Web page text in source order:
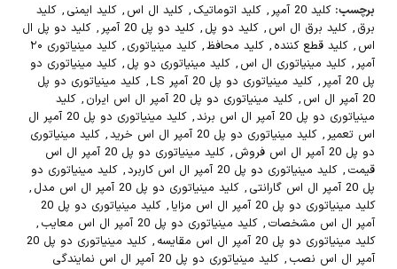
برچسب: کلید 20 آمپر , کلید اتوماتیک , کلید ال اس , کلید ایمنی , کلید
برق , کلید برق ال اس , کلید دو پل , کلید دو پل 20 آمپر , کلید دو پل ال
اس , کلید قطع کننده , کلید محافظ, کلید مینیاتوری ,
کلید مینیاتوری ۲۰
آمپر , کلید مینیاتوری ال اس , کلید مینیاتوری دو پل , کلید مینیاتوری دو
پل 20 آمپر
, کلید مینیاتوری دو پل 20 آمپر LS , کلید مینیاتوری دو پل
20 آمپر ال اس
, کلید مینیاتوری دو پل 20 آمپر ال اس ایران , کلید
مینیاتوری دو پل 20 آمپر ال اس برند
,
کلید مینیاتوری دو پل 20 آمپر ال
اس تعمیر , کلید مینیاتوری دو پل 20 آمپر ال اس خرید , کلید مینیاتوری
دو پل 20 آمپر ال اس فروش
,
کلید مینیاتوری دو پل 20 آمپر ال اس
قیمت , کلید مینیاتوری دو پل 20 آمپر ال اس کاربرد , کلید مینیاتوری دو
پل 20 آمپر ال اس گارانتی
, کلید مینیاتوری دو پل 20 آمپر ال اس مدل
,
کلید مینیاتوری دو پل 20 آمپر ال اس مزایا
,
کلید مینیاتوری دو پل 20
آمپر ال اس مشخصات , کلید مینیاتوری دو پل 20 آمپر ال اس معایب
,
کلید مینیاتوری دو پل 20 آمپر ال اس مقایسه
,
کلید مینیاتوری دو پل 20
آمپر ال اس نصب , کلید مینیاتوری دو پل 20 آمپر ال اس نمایندگی